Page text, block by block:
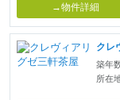
→物件詳細
クレ
築年
所在